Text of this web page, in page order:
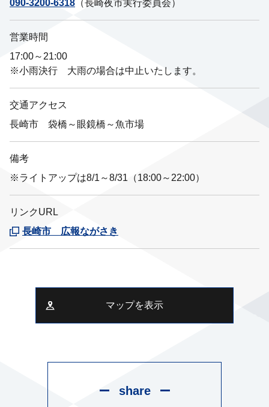
090-3200-6318 （長崎夜市実行委員会）
営業時間
17:00～21:00
※小雨決行 大雨の場合は中止いたします。
交通アクセス
長崎市 袋橋～眼鏡橋～魚市場
備考
※ライトアップは8/1～8/31（18:00～22:00）
リンクURL
長崎市 広報ながさき
マップを表示
share